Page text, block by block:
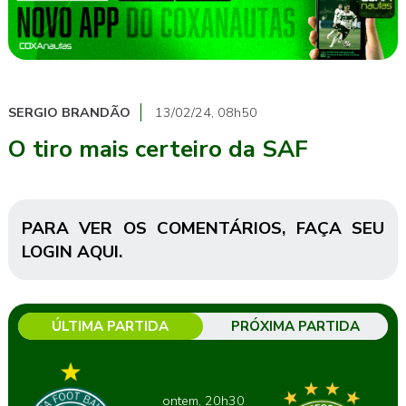
SERGIO BRANDÃO 13/02/24, 08h50
O tiro mais certeiro da SAF
PARA VER OS COMENTÁRIOS, FAÇA SEU
LOGIN AQUI.
ÚLTIMA PARTIDA PRÓXIMA PARTIDA
ontem, 20h30